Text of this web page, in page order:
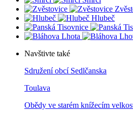
Hlubeč
Navštivte také
Sdružení obcí Sedlčanska
Toulava
Obědy ve starém knížecím